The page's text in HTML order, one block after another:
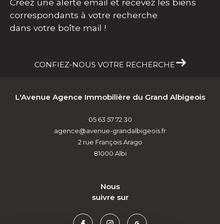
Créez une alerte email et recevez les biens
correspondants à votre recherche
dans votre boîte mail !
CONFIEZ-NOUS VOTRE RECHERCHE
L'Avenue Agence Immobilière du Grand Albigeois
05 63 57 72 30
agence@avenue-grandalbigeois.fr
2 rue François Arago
81000
Albi
nous
suivre sur